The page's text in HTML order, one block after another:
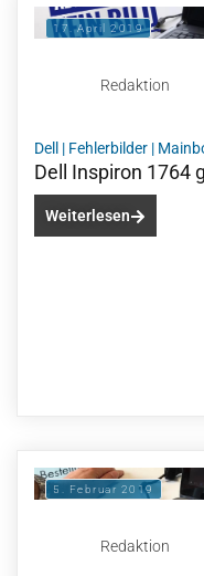
17. April 2019
Redaktion
Dell | Fehlerbilder |
Dell Inspiron 1764
Weiterlesen
5. Februar 2019
Redaktion